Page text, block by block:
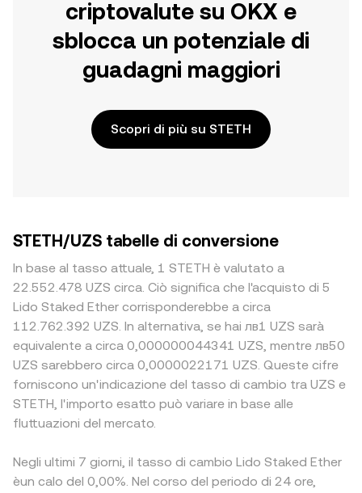
criptovalute su OKX e
sblocca un potenziale di
guadagni maggiori
Scopri di più su STETH
STETH/UZS tabelle di conversione
In base al tasso attuale, 1 STETH è valutato a
22.552.478 UZS circa. Ciò significa che l'acquisto di 5
Lido Staked Ether corrisponderebbe a circa
112.762.392 UZS. In alternativa, se hai лв1 UZS sarà
equivalente a circa 0,000000044341 UZS, mentre лв50
UZS sarebbero circa 0,0000022171 UZS. Queste cifre
forniscono un'indicazione del tasso di cambio tra UZS e
STETH, l'importo esatto può variare in base alle
fluttuazioni del mercato.
Negli ultimi 7 giorni, il tasso di cambio Lido Staked Ether
èun calo del 0,00%. Nel corso del periodo di 24 ore,